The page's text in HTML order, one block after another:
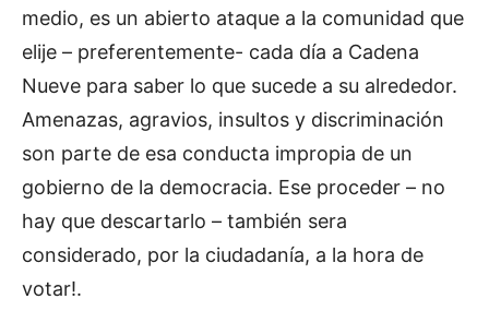
medio, es un abierto ataque a la comunidad que
elije – preferentemente- cada día a Cadena
Nueve para saber lo que sucede a su alrededor.
Amenazas, agravios, insultos y discriminación
son parte de esa conducta impropia de un
gobierno de la democracia. Ese proceder – no
hay que descartarlo – también sera
considerado, por la ciudadanía, a la hora de
votar!.